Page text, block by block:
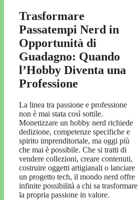
Trasformare
Passatempi Nerd in
Opportunità di
Guadagno: Quando
l’Hobby Diventa una
Professione
La linea tra passione e professione
non è mai stata così sottile.
Monetizzare un hobby nerd richiede
dedizione, competenze specifiche e
spirito imprenditoriale, ma oggi più
che mai è possibile. Che si tratti di
vendere collezioni, creare contenuti,
costruire oggetti artigianali o lanciare
un progetto tech, il mondo nerd offre
infinite possibilità a chi sa trasformare
la propria passione in valore.